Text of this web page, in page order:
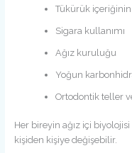
Tükürük içeriğinin
Sigara kullanımı
Ağız kuruluğu
Yoğun
Ortodontik teller
Her bireyin ağız içi
kişiden kişiye değişebilir.